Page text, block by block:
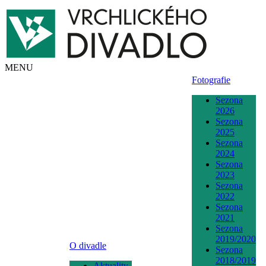
MENU
O divadle
Fotografie
Sezona
2026
Sezona
2025
Sezona
2024
Sezona
2023
Sezona
2022
Sezona
2021
Sezona
2019/2020
Sezona
2018/2019